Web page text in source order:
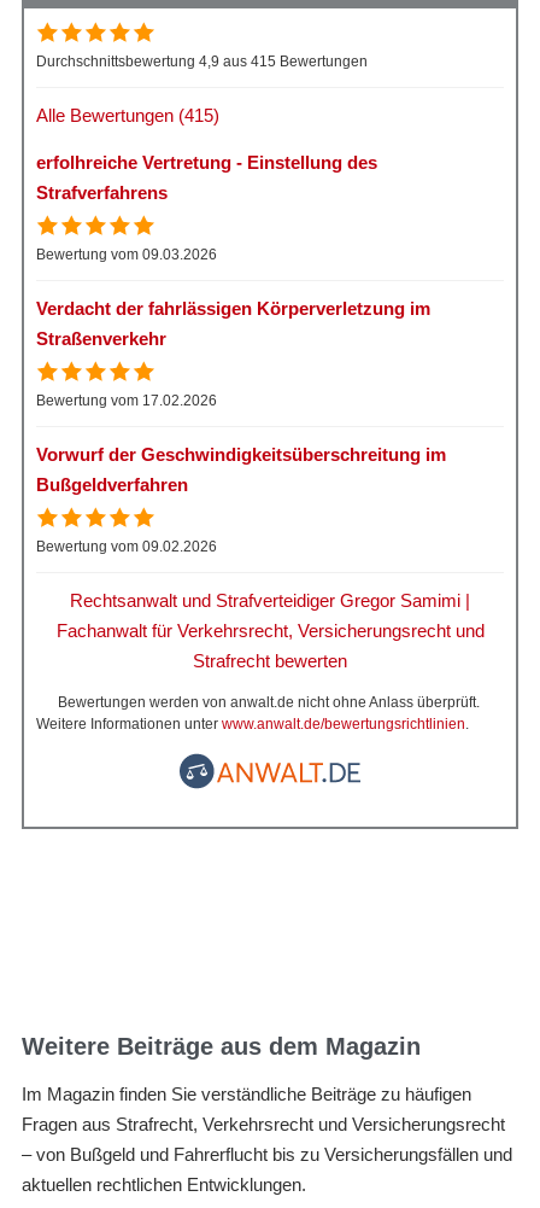
Durchschnittsbewertung 4,9 aus 415 Bewertungen
Alle Bewertungen (415)
erfolhreiche Vertretung - Einstellung des
Strafverfahrens
Bewertung vom 09.03.2026
Verdacht der fahrlässigen Körperverletzung im
Straßenverkehr
Bewertung vom 17.02.2026
Vorwurf der Geschwindigkeitsüberschreitung im
Bußgeldverfahren
Bewertung vom 09.02.2026
Rechtsanwalt und Strafverteidiger Gregor Samimi |
Fachanwalt für Verkehrsrecht, Versicherungsrecht und
Strafrecht bewerten
Bewertungen werden von anwalt.de nicht ohne Anlass überprüft.
Weitere Informationen unterwww.anwalt.de/bewertungsrichtlinien.
Weitere Beiträge aus dem Magazin
Im Magazin finden Sie verständliche Beiträge zu häufigen
Fragen aus Strafrecht, Verkehrsrecht und Versicherungsrecht
– von Bußgeld und Fahrerflucht bis zu Versicherungsfällen und
aktuellen rechtlichen Entwicklungen.